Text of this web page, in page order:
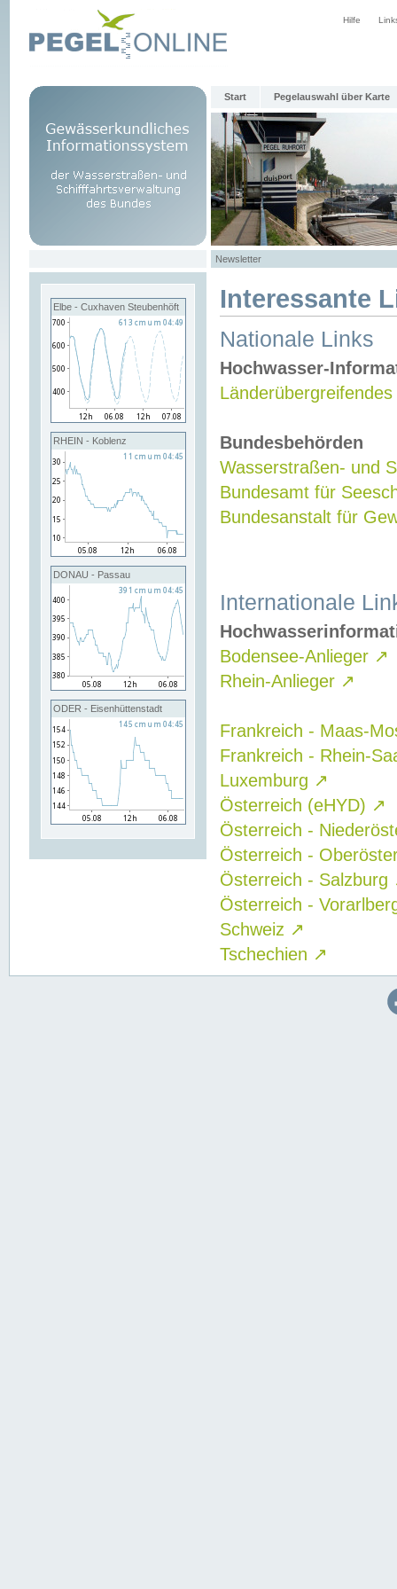
Hilfe
Start Pegelauswahl über Karte
Newsletter
Elbe - Cuxhaven Steubenhöft
RHEIN - Koblenz
DONAU - Passau
ODER - Eisenhüttenstadt
Interessante
Nationale Links
Hochwasser-
Bundesbehörden
Wasserstraßen- und
Bundesamt für
Bundesanstalt für
Internationale
Bodensee-Anlieger ↗
Rhein-Anlieger ↗
Frankreich - Maas-
Frankreich - Rhein-
Luxemburg ↗
Österreich (eHYD) ↗
Österreich -
Österreich -
Österreich - Salzburg
Österreich -
Schweiz ↗
Tschechien ↗